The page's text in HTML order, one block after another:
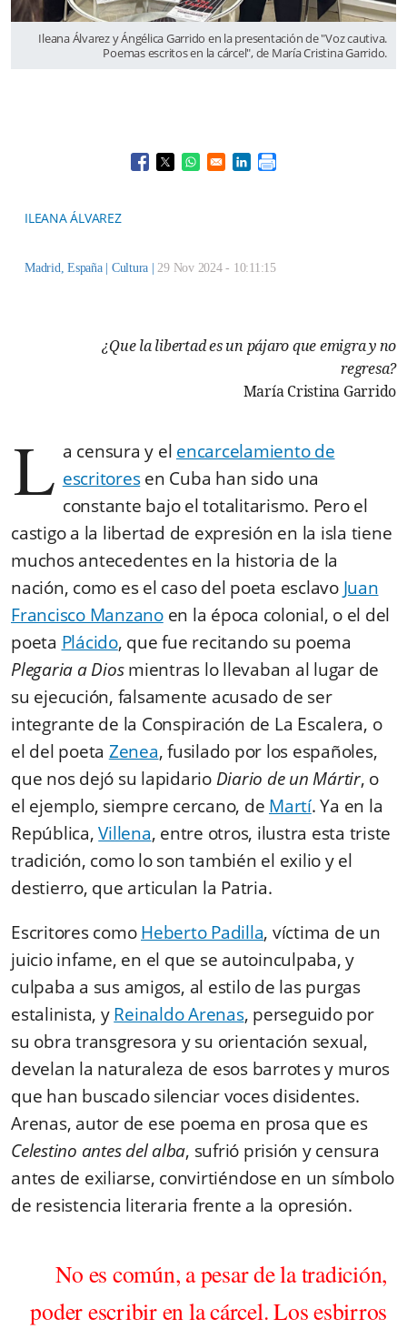
Ileana Álvarez y Ángélica Garrido en la presentación de "Voz cautiva.
Poemas escritos en la cárcel", de María Cristina Garrido.
Opens in a new window
Opens in a new window
Opens in a new window
Opens in a new window
ILEANA ÁLVAREZ
Madrid, España | Cultura | 29 Nov 2024 - 10:11:15
¿Que la libertad es un pájaro que emigra y no
regresa?
María Cristina Garrido
L a censura y el encarcelamiento de
escritoresen Cuba han sido una
constante bajo el totalitarismo. Pero el
castigo a la libertad de expresión en la isla tiene
muchos antecedentes en la historia de la
nación, como es el caso del poeta esclavo Juan
Francisco Manzanoen la época colonial, o el del
poeta Plácido, que fue recitando su poema
Plegaria a Diosmientras lo llevaban al lugar de
su ejecución, falsamente acusado de ser
integrante de la Conspiración de La Escalera, o
el del poeta Zenea, fusilado por los españoles,
que nos dejó su lapidario Diario de un Mártir, o
el ejemplo, siempre cercano, de Martí. Ya en la
República,Villena, entre otros, ilustra esta triste
tradición, como lo son también el exilio y el
destierro, que articulan la Patria.
Escritores comoHeberto Padilla, víctima de un
juicio infame, en el que se autoinculpaba, y
culpaba a sus amigos, al estilo de las purgas
estalinista, yReinaldo Arenas, perseguido por
su obra transgresora y su orientación sexual,
develan la naturaleza de esos barrotes y muros
que han buscado silenciar voces disidentes.
Arenas, autor de ese poema en prosa que es
Celestino antes del alba, sufrió prisión y censura
antes de exiliarse, convirtiéndose en un símbolo
de resistencia literaria frente a la opresión.
No es común, a pesar de la tradición,
poder escribir en la cárcel. Los esbirros